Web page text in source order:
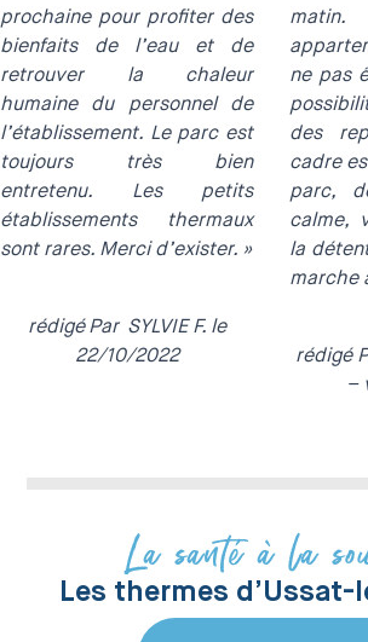
prochaine pour profiter des
bienfaits de l’eau et de
retrouver la chaleur
humaine du personnel de
l’établissement. Le parc est
toujours très bien
entretenu. Les petits
établissements thermaux
sont rares. Merci d’exister. »
rédigéPar SYLVIE F. le
22/10/2022
ne pas
des
cadre
parc,
calme,
la
marche
rédigé
–
La santé à la
Les thermes d’Ussat-